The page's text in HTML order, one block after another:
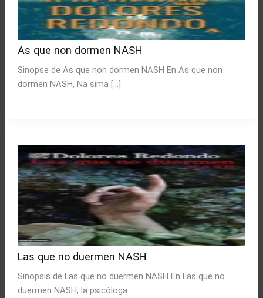
As que non dormen NASH
Sinopse de As que non dormen NASH En As que non
dormen NASH, Na sima […]
Las que no duermen NASH
Sinopsis de Las que no duermen NASH En Las que no
duermen NASH, la psicóloga